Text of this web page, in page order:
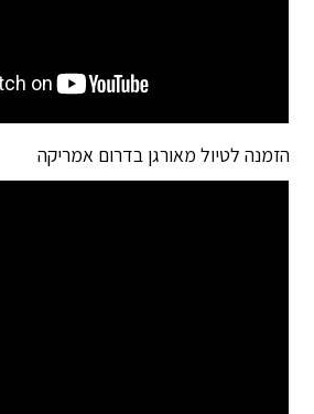
הזמנה לטיול מאורגן בדרום אמריקה